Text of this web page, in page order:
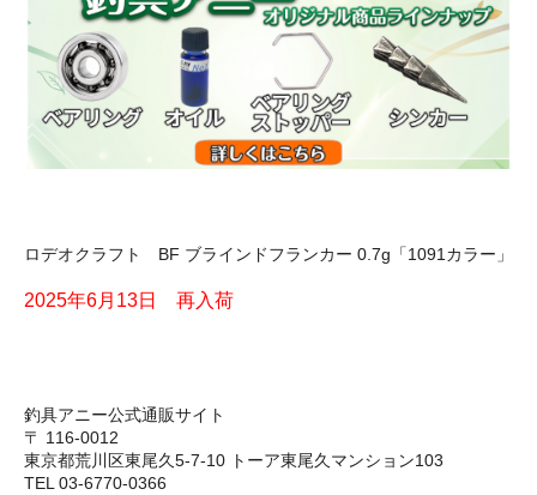
ロデオクラフト BF ブラインドフランカー 0.7g「1091カラー」
2025年6月13日 再入荷
釣具アニー公式通販サイト
〒 116-0012
東京都荒川区東尾久5-7-10 トーア東尾久マンション103
TEL 03-6770-0366